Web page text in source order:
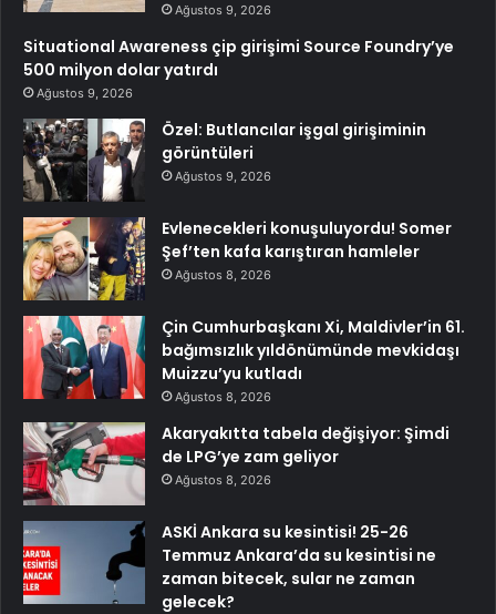
Ağustos 9, 2026
Situational Awareness çip girişimi Source Foundry’ye
500 milyon dolar yatırdı
Ağustos 9, 2026
Özel: Butlancılar işgal girişiminin
görüntüleri
Ağustos 9, 2026
Evlenecekleri konuşuluyordu! Somer
Şef’ten kafa karıştıran hamleler
Ağustos 8, 2026
Çin Cumhurbaşkanı Xi, Maldivler’in 61.
bağımsızlık yıldönümünde mevkidaşı
Muizzu’yu kutladı
Ağustos 8, 2026
Akaryakıtta tabela değişiyor: Şimdi
de LPG’ye zam geliyor
Ağustos 8, 2026
ASKİ Ankara su kesintisi! 25-26
Temmuz Ankara’da su kesintisi ne
zaman bitecek, sular ne zaman
gelecek?